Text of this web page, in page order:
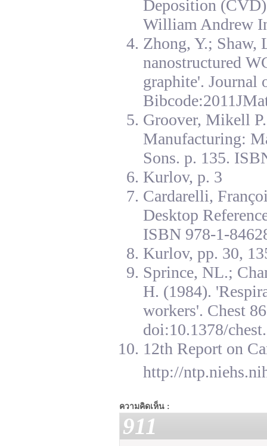
Deposition
William Andrew
Zhong, Y.; Shaw,
nanostructured
graphite'. Journal
Groover, Mikell
Manufacturing:
Sons. p. 135.
Kurlov, p. 3
Cardarelli,
Desktop
ISBN 978-1-
Kurlov, pp. 30,
Sprince, NL.;
H. (1984).
workers'. Chest
doi:10.1378/
12th Report on
http://
ความคิดเห็น :
911